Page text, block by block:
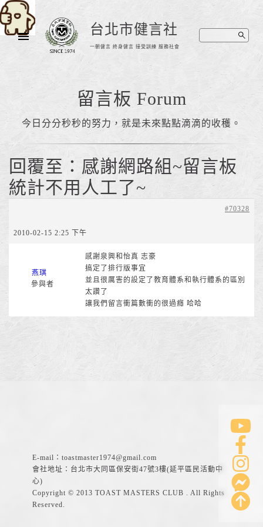
台北市健言社
一朝健言 終身健言 接受訓練 服務社會
留言板 Forum
今日分分秒秒的努力，就是未來點點滴滴的收穫。
回覆至：感謝網路組~留言板
統計不用人工了~
2010-02-15 2:25 下午
#70328
燕琪
參與者
感謝泉興和怡真 志豪
搞定了排行版事宜
並且很厲害的設定了教育體系和執行體系的區別
太讚了
讓我們留言衝篇數衝的很過癮 哈哈
E-mail： toastmaster1974@gmail.com
會社地址：台北市大同區保安街47號3樓(延平區民活動中
心)
Copyright © 2013 TOAST MASTERS CLUB . All Rights
Reserved.